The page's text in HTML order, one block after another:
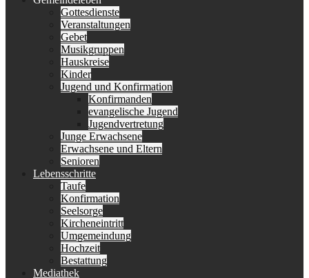
Gottesdienste
Veranstaltungen
Gebet
Musikgruppen
Hauskreise
Kinder
Jugend und Konfirmation
Konfirmanden
evangelische Jugend
Jugendvertretung
Junge Erwachsene
Erwachsene und Eltern
Senioren
Lebensschritte
Taufe
Konfirmation
Seelsorge
Kircheneintritt
Umgemeindung
Hochzeit
Bestattung
Mediathek